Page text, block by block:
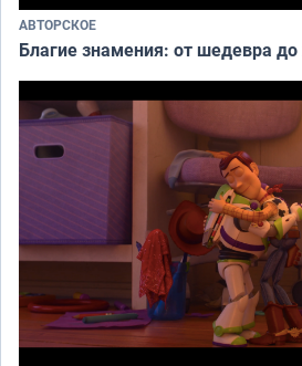
АВТОРСКОЕ
Благие знамения: от шедевра